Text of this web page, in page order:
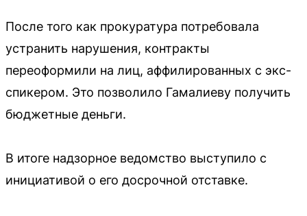
После того как прокуратура потребовала
устранить нарушения, контракты
переоформили на лиц, аффилированных с экс-
спикером. Это позволило Гамалиеву получить
бюджетные деньги.
В итоге надзорное ведомство выступило с
инициативой о его досрочной отставке.